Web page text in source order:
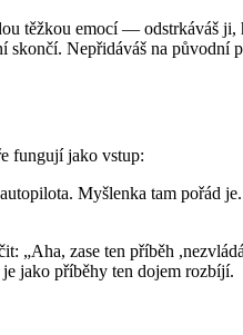
těžkou emocí — odstrkáváš ji,
skončí. Nepřidáváš na
fungují jako vstup:
Myšlenka tam pořád
zase ten příběh
jako příběhy ten dojem rozbíjí.